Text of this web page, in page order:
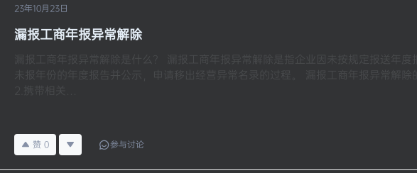
23年10月23日
漏报工商年报异常解除
漏报工商年报异常解除是什么？ 漏报工商年报异常解除是指企业因未按规定报送年
未报年份的年度报告并公示，申请移出经营异常名录的过程。 漏报工商年报异常解除
2.携带相关…
赞 0 参与讨论